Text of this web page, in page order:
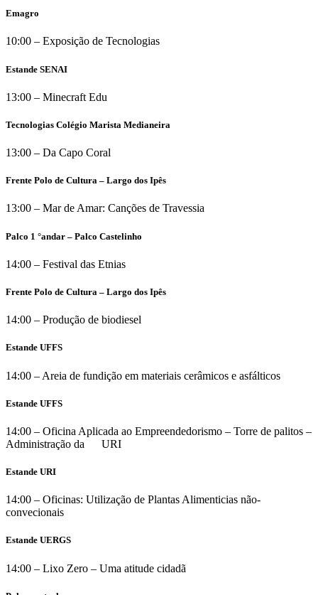
Emagro
10:00 – Exposição de Tecnologias
Estande SENAI
13:00 – Minecraft Edu
Tecnologias Colégio Marista Medianeira
13:00 – Da Capo Coral
Frente Polo de Cultura – Largo dos Ipês
13:00 – Mar de Amar: Canções de Travessia
Palco 1 °andar – Palco Castelinho
14:00 – Festival das Etnias
Frente Polo de Cultura – Largo dos Ipês
14:00 – Produção de biodiesel
Estande UFFS
14:00 – Areia de fundição em materiais cerâmicos e asfálticos
Estande UFFS
14:00 – Oficina Aplicada ao Empreendedorismo – Torre de palitos –
Administração da URI
Estande URI
14:00 – Oficinas: Utilização de Plantas Alimenticias não-
convecionais
Estande UERGS
14:00 – Lixo Zero – Uma atitude cidadã